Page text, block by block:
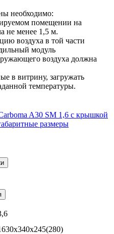
необходимо:
помещении на
не менее 1,5 м.
воздуха в той части
модуль
воздуха должна
в витрину, загружать
температуры.